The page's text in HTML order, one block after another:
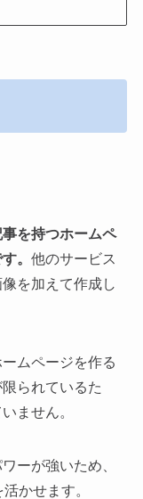
を持つホームペ
。 他のサービス
を加えて作成し
ムページを作る
られているた
ません。
ーが強いため、
かせます。